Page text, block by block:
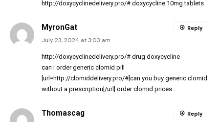
http://doxycyclinedelivery.pro/# doxycycline 10mg tablets
MyronGat
July 23, 2024 at 3:03 am
http://doxycyclinedelivery.pro/# drug doxycycline
can i order generic clomid pill
[url=http://clomiddelivery.pro/#]can you buy generic clomid
without a prescription[/url] order clomid prices
Reply
Thomascag Reply